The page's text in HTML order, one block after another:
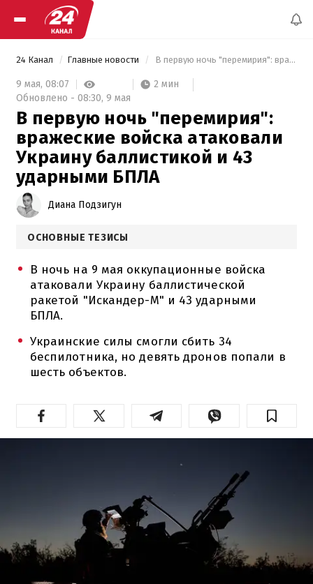
24 Канал Главные новости В первую ночь "перемирия": вражеские войска атаковали Украину баллистикой и 43 ударными БПЛА
9 мая, 08:07
2 мин
Обновлено - 08:30, 9 мая
В первую ночь "перемирия":
вражеские войска атаковали
Украину баллистикой и 43
ударными БПЛА
Диана Подзигун
ОСНОВНЫЕ ТЕЗИСЫ
В ночь на 9 мая оккупационные войска
атаковали Украину баллистической
ракетой "Искандер-М" и 43 ударными
БПЛА.
Украинские силы смогли сбить 34
беспилотника, но девять дронов попали в
шесть объектов.